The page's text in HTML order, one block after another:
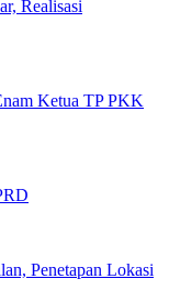
Realisasi
Ketua TP PKK
Penetapan Lokasi